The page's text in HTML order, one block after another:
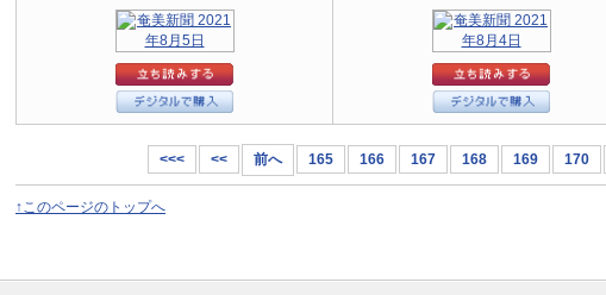
<<< << 前へ 165 166 167 168 169 170
↑このページのトップへ